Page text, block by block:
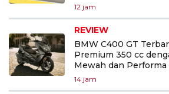
12 jam
REVIEW
BMW C400 GT
Premium 350 cc
Mewah dan
14 jam